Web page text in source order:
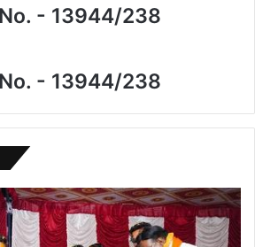
- 13944/238
- 13944/238